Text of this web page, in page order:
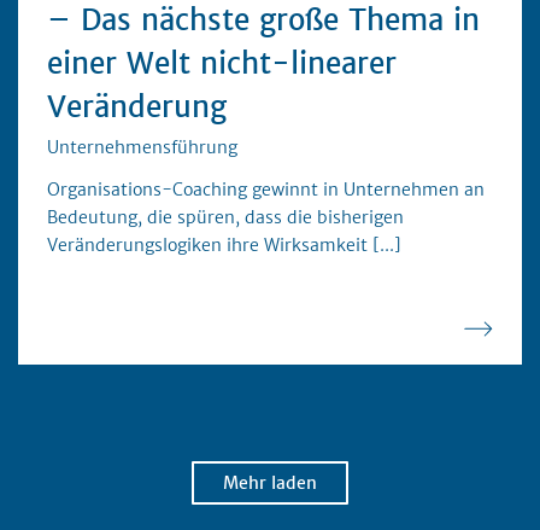
– Das nächste große Thema in
einer Welt nicht-linearer
Veränderung
Unternehmensführung
Organisations-Coaching gewinnt in Unternehmen an
Bedeutung, die spüren, dass die bisherigen
Veränderungslogiken ihre Wirksamkeit [...]
Mehr laden